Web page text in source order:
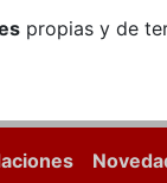
propias y de